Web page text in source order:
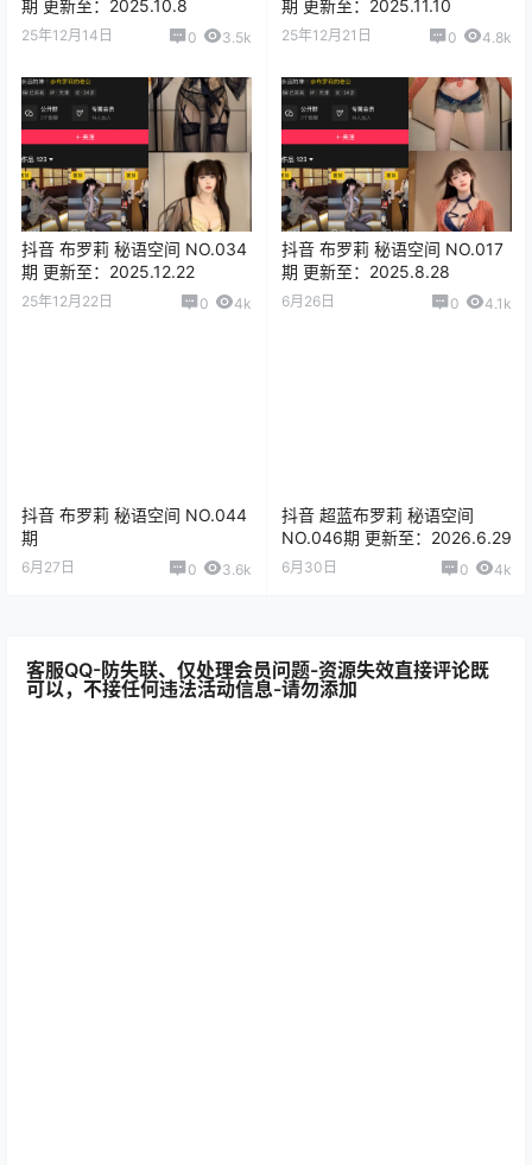
期 更新至：2025.10.8
25年12月14日 0 3.5k
期 更新至：2025.11.10
25年12月21日 0 4.8k
抖音 布罗莉 秘语空间 NO.034
期 更新至：2025.12.22
25年12月22日 0 4k
抖音 布罗莉 秘语空间 NO.017
期 更新至：2025.8.28
6月26日 0 4.1k
抖音 布罗莉 秘语空间 NO.044
期
6月27日 0 3.6k
抖音 超蓝布罗莉 秘语空间
NO.046期 更新至：2026.6.29
6月30日 0 4k
客服QQ-防失联、仅处理会员问题-资源失效直接评论既
可以，不接任何违法活动信息-请勿添加